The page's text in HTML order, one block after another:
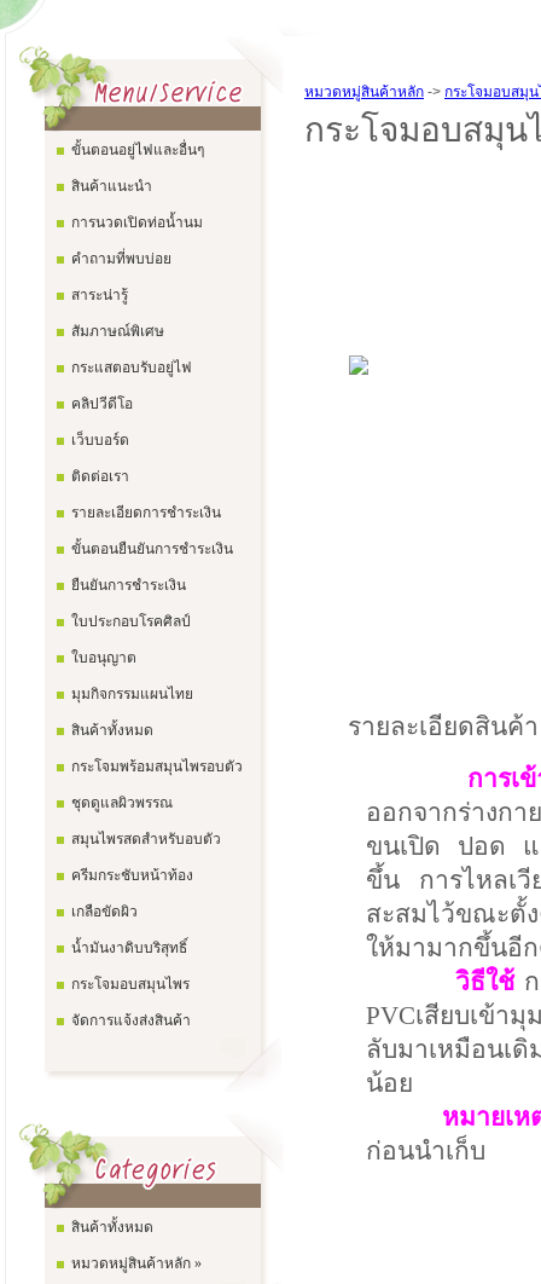
ขั้นตอนอยู่ไฟและอื่นๆ
สินค้าแนะนำ
การนวดเปิดท่อน้ำนม
คำถามที่พบบ่อย
สาระน่ารู้
สัมภาษณ์พิเศษ
กระแสตอบรับอยู่ไฟ
คลิปวีดีโอ
เว็บบอร์ด
ติดต่อเรา
รายละเอียดการชำระเงิน
ขั้นตอนยืนยันการชำระเงิน
ยืนยันการชำระเงิน
ใบประกอบโรคศิลป์
ใบอนุญาต
มุมกิจกรรมแผนไทย
สินค้าทั้งหมด
กระโจมพร้อมสมุนไพรอบตัว
ชุดดูแลผิวพรรณ
สมุนไพรสดสำหรับอบตัว
ครีมกระชับหน้าท้อง
เกลือขัดผิว
น้ำมันงาดิบบริสุทธิ์
กระโจมอบสมุนไพร
จัดการแจ้งส่งสินค้า
สินค้าทั้งหมด
หมวดหมู่สินค้าหลัก »
หมวดหมู่สินค้าหลัก -> กระโจมอบสมุน
กระโจมอบสมุน
รายละเอียดสินค้า
การเ
ออกจากร่างกา
ขนเปิด ปอด แ
ขึ้น การไหลเ
สะสมไว้ขณะตั้
ให้มามากขึ้นอี
วิธีใช้ก
PVCเสียบเข้า
ลับมาเหมือนเ
น้อย
หมายเห
ก่อนนำเก็บ